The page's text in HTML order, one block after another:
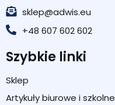
sklep@adwis.eu
+48 607 602 602
Szybkie linki
Sklep
Artykuły biurowe i szkolne